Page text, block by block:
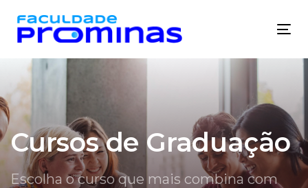
links to
primary
navigation
to
content
Cursos de Graduação
Escolha o curso que mais combina com